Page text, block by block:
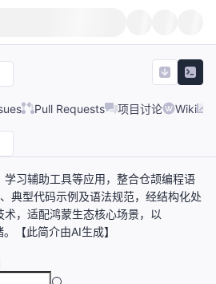
Pull Requests 项目讨论 Wiki
习辅助工具等应用，整合仓颉编程语
典型代码示例及语法规范，经结构化处
术，适配鸿蒙生态核心场景，以
【此简介由AI生成】